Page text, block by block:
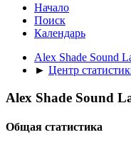
Начало
Поиск
Календарь
Alex Shade Sound
► Центр
Alex Shade Sound
Общая статистика